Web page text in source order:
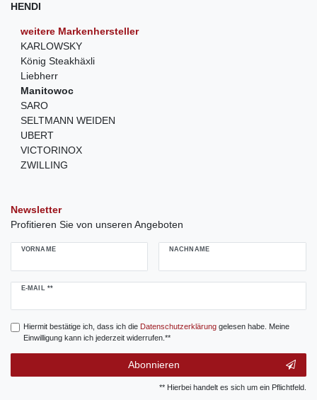
HENDI
weitere Markenhersteller
KARLOWSKY
König Steakhäxli
Liebherr
Manitowoc
SARO
SELTMANN WEIDEN
UBERT
VICTORINOX
ZWILLING
Newsletter
Profitieren Sie von unseren Angeboten
VORNAME NACHNAME
E-MAIL **
Newsletter
Hiermit bestätige ich, dass ich die Daten­schutz­erklärunggelesen habe. Meine
Einwilligung kann ich jederzeit widerrufen.**
Abonnieren
** Hierbei handelt es sich um ein Pflichtfeld.